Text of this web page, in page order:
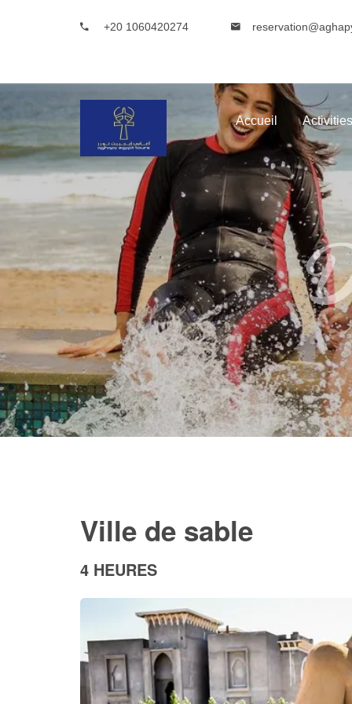
+20 1060420274
Accueil Activities
Ville de sable
4 HEURES